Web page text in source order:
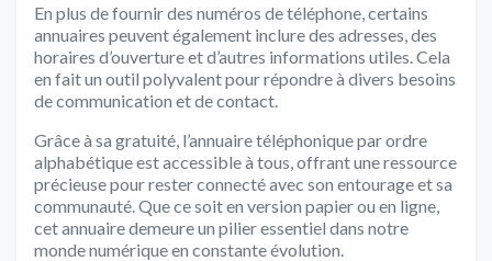
En plus de fournir des numéros de téléphone, certains
annuaires peuvent également inclure des adresses, des
horaires d’ouverture et d’autres informations utiles. Cela
en fait un outil polyvalent pour répondre à divers besoins
de communication et de contact.
Grâce à sa gratuité, l’annuaire téléphonique par ordre
alphabétique est accessible à tous, offrant une ressource
précieuse pour rester connecté avec son entourage et sa
communauté. Que ce soit en version papier ou en ligne,
cet annuaire demeure un pilier essentiel dans notre
monde numérique en constante évolution.